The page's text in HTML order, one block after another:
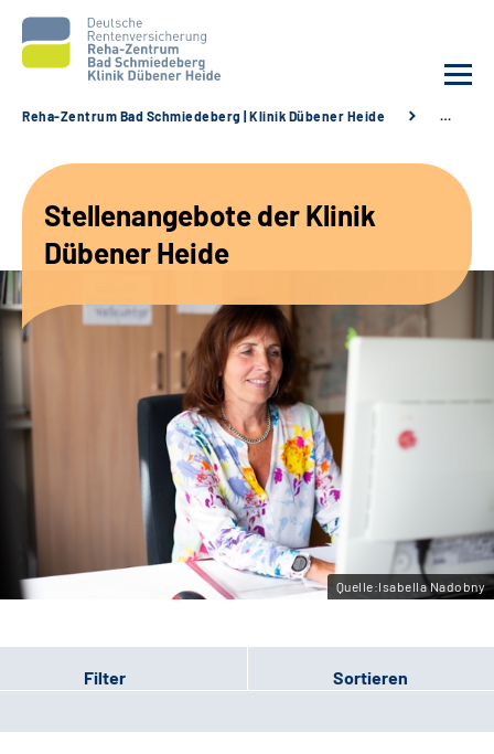
Unsere Angebote
Karriere
Sozialdienste & Zuweisende
Leichte Sprache
Gebärdensprache
Reha-Zentrum Bad Schmiedeberg | Klinik Dübener Heide …
Stellenangebote der Klinik
Dübener Heide
Quelle:Isabella Nadobny
Filter Sortieren